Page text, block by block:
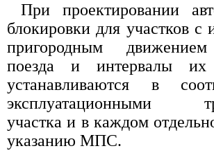
При проектировании
блокировки для участков с
пригородным
поезда и интервалы их
устанавливаются в
эксплуатационными
участка и в каждом
указанию МПС.